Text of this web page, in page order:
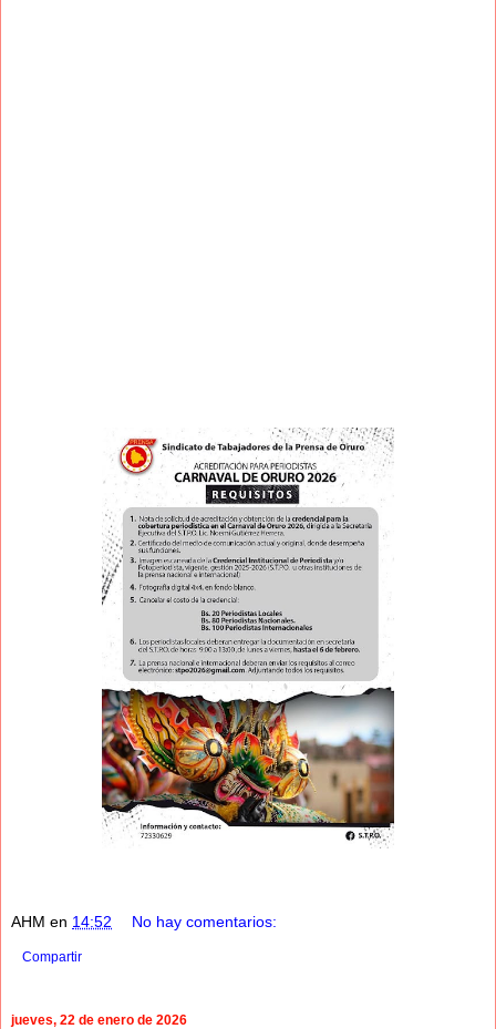
AHM en 14:52 No hay comentarios:
Compartir
jueves, 22 de enero de 2026